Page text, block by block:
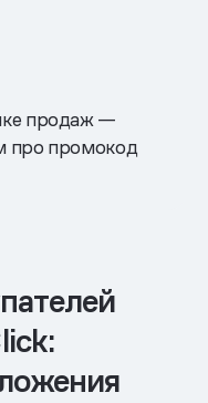
продаж —
про промокод